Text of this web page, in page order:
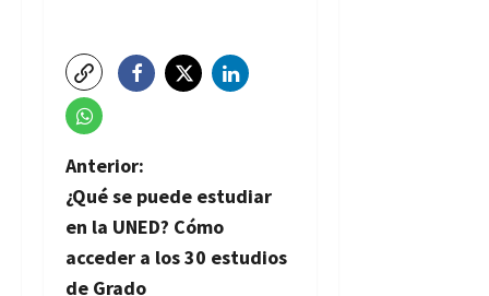
N
a
v
Anterior:
¿Qué se puede estudiar
en la UNED? Cómo
acceder a los 30 estudios
de Grado